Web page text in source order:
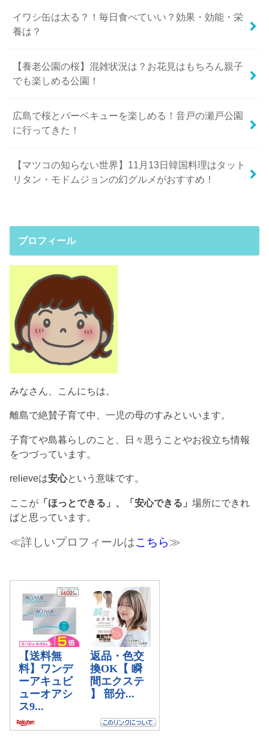
イワシ缶は太る？！毎日食べていい？効果・効能・栄
養は？
【養老公園の桜】混雑状況は？お花見はもちろん親子
でも楽しめる公園！
広島で桜とバーベキューを楽しめる！音戸の瀬戸公園
に行ってきた！
【マツコの知らない世界】11月13日韓国料理はタット
リタン・モドムジョンの幻グルメがおすすめ！
プロフィール
みなさん、こんにちは。
離島で絶賛子育て中、一児の母のすみといいます。
子育てや島暮らしのこと、日々思うことやお役立ち情報
をつづっています。
relieveは安心という意味です。
ここが 「ほっとできる」、「安心できる」場所にできれ
ばと思っています。
≪詳しいプロフィールはこちら≫